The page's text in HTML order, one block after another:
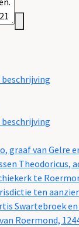
beschrijving
beschrijving
graaf van Gelre
Theodoricus,
te
ten
Swartebroek
Roermond,